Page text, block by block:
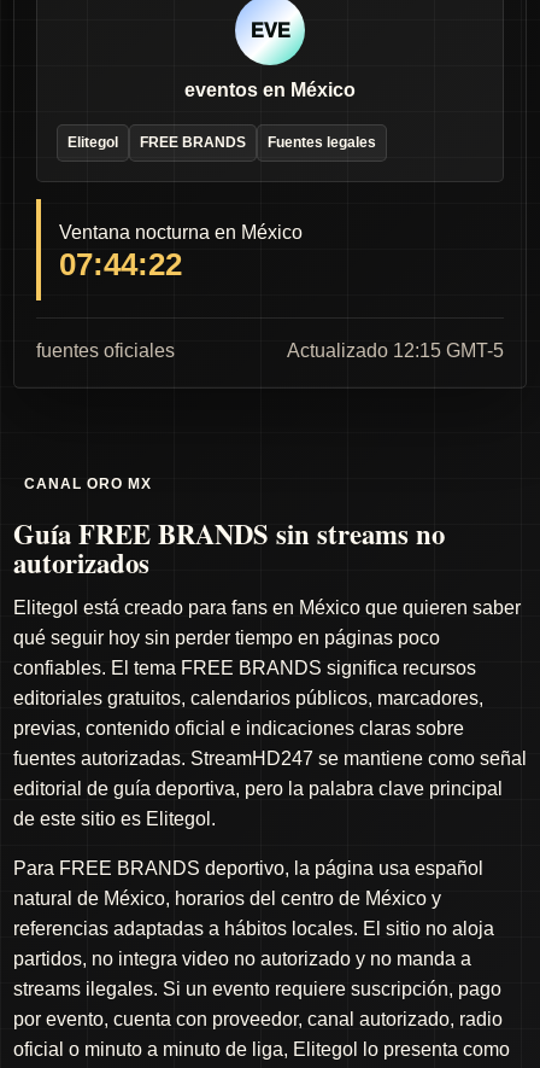
EVE
eventos en México
Elitegol FREE BRANDS Fuentes legales
Ventana nocturna en México
07:44:21
fuentes oficiales Actualizado 12:15 GMT-5
CANAL ORO MX
Guía FREE BRANDS sin streams no
autorizados
Elitegol está creado para fans en México que quieren saber
qué seguir hoy sin perder tiempo en páginas poco
confiables. El tema FREE BRANDS significa recursos
editoriales gratuitos, calendarios públicos, marcadores,
previas, contenido oficial e indicaciones claras sobre
fuentes autorizadas. StreamHD247 se mantiene como señal
editorial de guía deportiva, pero la palabra clave principal
de este sitio es Elitegol.
Para FREE BRANDS deportivo, la página usa español
natural de México, horarios del centro de México y
referencias adaptadas a hábitos locales. El sitio no aloja
partidos, no integra video no autorizado y no manda a
streams ilegales. Si un evento requiere suscripción, pago
por evento, cuenta con proveedor, canal autorizado, radio
oficial o minuto a minuto de liga, Elitegol lo presenta como